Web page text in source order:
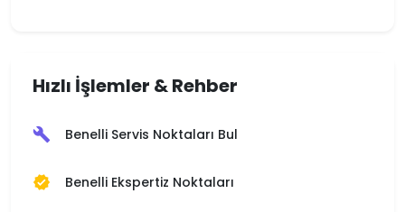
Hızlı İşlemler & Rehber
build Benelli Servis Noktaları Bul
verified Benelli Ekspertiz Noktaları